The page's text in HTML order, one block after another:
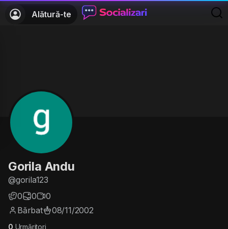
Alătură-te
Gorila Andu
@gorila123
0
0
0
Bărbat
08/11/2002
0 Urmăritori